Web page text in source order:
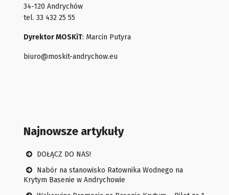
34-120 Andrychów
tel. 33 432 25 55
Dyrektor MOSKiT: Marcin Putyra
biuro@moskit-andrychow.eu
Najnowsze artykuły
DOŁĄCZ DO NAS!
Nabór na stanowisko Ratownika Wodnego na
Krytym Basenie w Andrychowie